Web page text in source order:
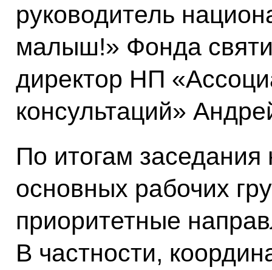
руководитель
малыш!» Фонда
директор НП
консультаций»
По итогам
основных рабочих
приоритетные
В частности,